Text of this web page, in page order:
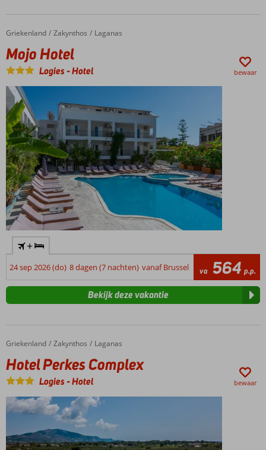
zwembad
zonneterras
Home
Griekenland Zakynthos Laganas
Mojo Hotel
Mojo Hotel
Logies-Hotel bewaar
+
24 sep 2026 (do) 8 dagen (7 nachten) vanaf Brussel va 564 p.p.
Bekijk deze vakantie
Home
Griekenland Zakynthos Laganas
Hotel Perkes Complex
Hotel Perkes Complex
Logies-Hotel bewaar